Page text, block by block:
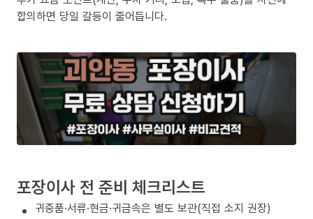
합의하면 당일 갈등이 줄어듭니다.
포장이사 전 준비 체크리스트
귀중품·서류·현금·귀금속은 별도 보관(직접 소지 권장)